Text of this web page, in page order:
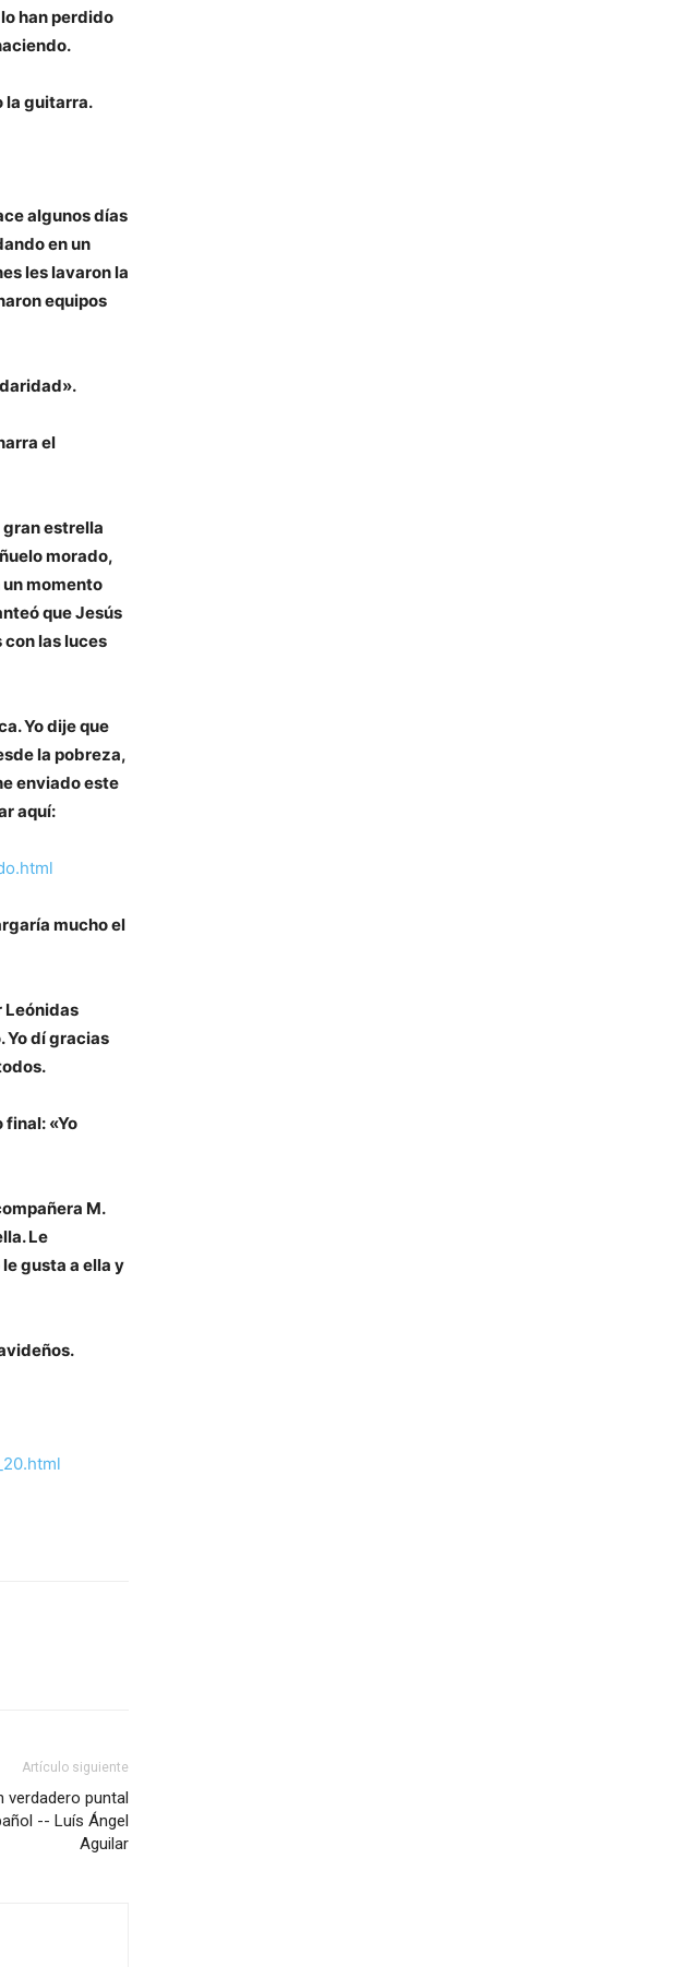
han perdido
la guitarra.
algunos días
en un
les lavaron la
equipos
el
gran estrella
morado,
momento
que Jesús
las luces
Yo dije que
la pobreza,
enviado este
aquí:
mucho el
Leónidas
Yo dí gracias
«Yo
M.
Le
gusta a ella y
Artículo siguiente
verdadero puntal
-- Luís Ángel
Aguilar